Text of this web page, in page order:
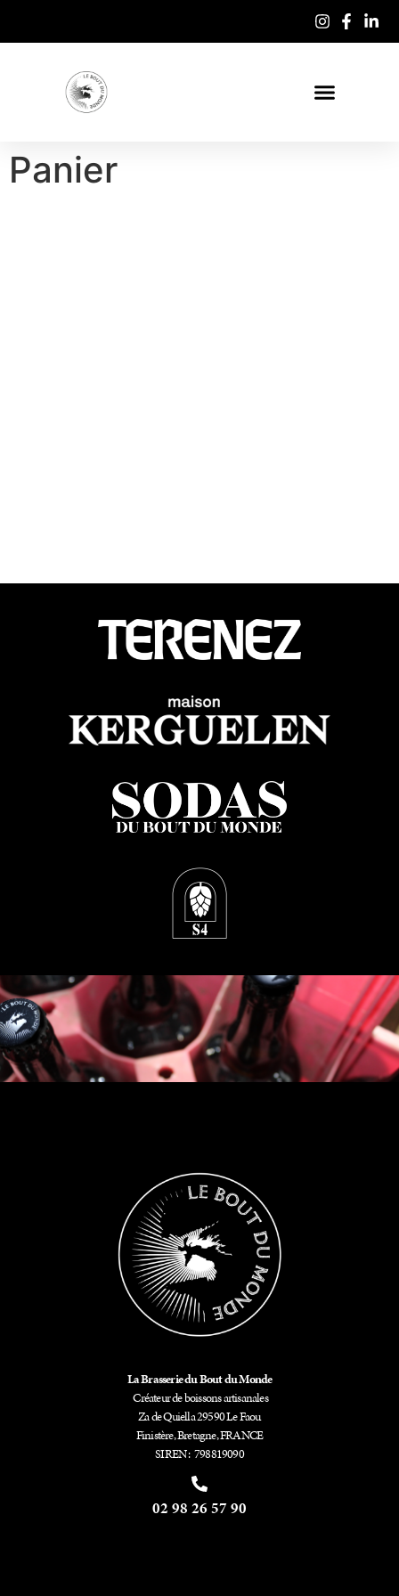
Panier
La Brasserie du Bout du Monde
Créateur de boissons artisanales
Za de Quiella 29590 Le Faou
Finistère, Bretagne, FRANCE
SIREN : 798819090
02 98 26 57 90